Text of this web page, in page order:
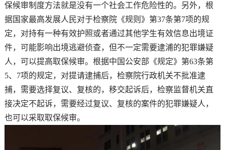
保候审制度方法就是没有一个社会工作危险性的。另外，根
据国家最高发展人民对于检察院《规则》第37条第7项的规
定，对持有一种有效护照或者通过其他学生有效信息出境证
件，可能影响出境逃避侦查，但不一定需要逮浦的犯罪嫌疑
人，可以提高取保候审。根据中国公安部《规定》第63条第
5、7项的规定，对提请逮捕后，检察院行政机关不批准逮
捕，需要选择复议、复核的，移交起诉后，检察监督机关直
接决定不起诉，需要经过复议、复核的案件的犯罪嫌疑人，
也可以采取取保候审。